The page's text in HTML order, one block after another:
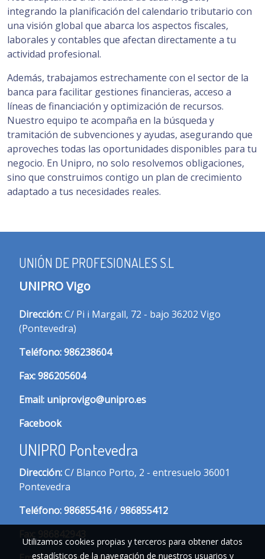
integrando la planificación del calendario tributario con
una visión global que abarca los aspectos fiscales,
laborales y contables que afectan directamente a tu
actividad profesional.
Además, trabajamos estrechamente con el sector de la
banca para facilitar gestiones financieras, acceso a
líneas de financiación y optimización de recursos.
Nuestro equipo te acompaña en la búsqueda y
tramitación de subvenciones y ayudas, asegurando que
aproveches todas las oportunidades disponibles para tu
negocio. En Unipro, no solo resolvemos obligaciones,
sino que construimos contigo un plan de crecimiento
adaptado a tus necesidades reales.
UNIÓN DE PROFESIONALES S.L
UNIPRO Vigo
Dirección:C/ Pi i Margall, 72 - bajo 36202 Vigo
(Pontevedra)
Teléfono:986238604
Fax:986205604
Email: uniprovigo@unipro.es
Facebook
UNIPRO Pontevedra
Dirección:C/ Blanco Porto, 2 - entresuelo 36001
Pontevedra
Teléfono:986855416/986855412
Utilizamos cookies propias y terceros para obtener datos
estadísticos de la navegación de nuestros usuarios y